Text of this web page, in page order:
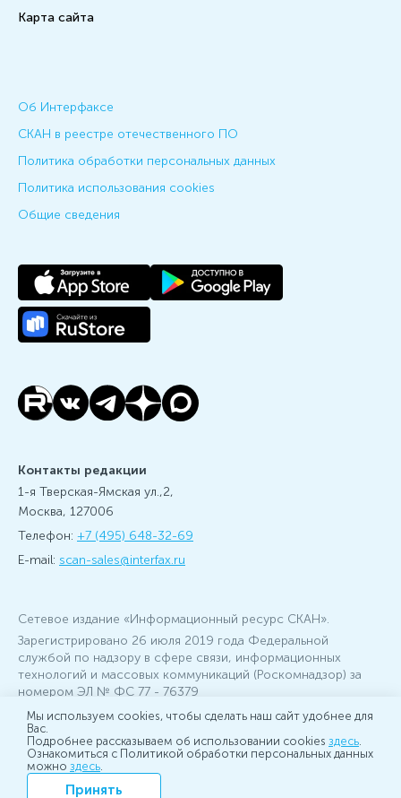
Карта сайта
Об Интерфаксе
СКАН в реестре отечественного ПО
Политика обработки персональных данных
Политика использования cookies
Общие сведения
Сетевое издание «Информационный ресурс СКАН».
Зарегистрировано 26 июля 2019 года Федеральной
службой по надзору в сфере связи, информационных
технологий и массовых коммуникаций (Роскомнадзор) за
номером ЭЛ № ФС 77 - 76379
Учредитель: АО «Информационное агентство Интерфакс»,
главный редактор: Игорь Балдынов
Настоящий ресурс может содержать материалы 16+
© 2007-2026 Интерфакс
Контакты редакции
1-я Тверская-Ямская ул.,2,
Москва, 127006
Телефон: +7 (495) 648-32-69
E-mail: scan-sales@interfax.ru
Мы используем cookies, чтобы сделать наш сайт удобнее для
Вас.
Подробнее рассказываем об использовании cookies здесь.
Ознакомиться с Политикой обработки персональных данных
можно здесь.
Принять